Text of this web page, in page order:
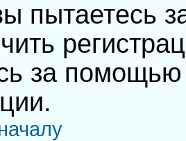
пытаетесь
за помощью